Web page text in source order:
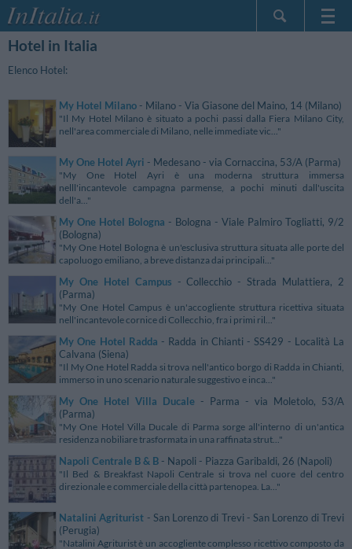
Lingua
Hotel in Italia
Elenco Hotel:
My Hotel Milano - Milano - Via Giasone del Maino, 14 (Milano)
"Il My Hotel Milano è situato a pochi passi dalla Fiera Milano City,
nell'area commerciale di Milano, nelle immediate vic..."
My One Hotel Ayri - Medesano - via Cornaccina, 53/A (Parma)
"My One Hotel Ayri è una moderna struttura immersa
nelll'incantevole campagna parmense, a pochi minuti dall'uscita
dell'a..."
My One Hotel Bologna - Bologna - Viale Palmiro Togliatti, 9/2
(Bologna)
"My One Hotel Bologna è un'esclusiva struttura situata alle porte del
capoluogo emiliano, a breve distanza dai principali..."
My One Hotel Campus - Collecchio - Strada Mulattiera, 2
(Parma)
"My One Hotel Campus è un'accogliente struttura ricettiva situata
nell'incantevole cornice di Collecchio, fra i primi ril..."
My One Hotel Radda - Radda in Chianti - SS429 - Località La
Calvana (Siena)
"Il My One Hotel Radda si trova nell'antico borgo di Radda in Chianti,
immerso in uno scenario naturale suggestivo e inca..."
My One Hotel Villa Ducale - Parma - via Moletolo, 53/A
(Parma)
"My One Hotel Villa Ducale di Parma sorge all'interno di un'antica
residenza nobiliare trasformata in una raffinata strut..."
Napoli Centrale B & B - Napoli - Piazza Garibaldi, 26 (Napoli)
"Il Bed & Breakfast Napoli Centrale si trova nel cuore del centro
direzionale e commerciale della città partenopea. La..."
Natalini Agriturist - San Lorenzo di Trevi - San Lorenzo di Trevi
(Perugia)
"Natalini Agriturist è un accogliente complesso ricettivo composto da